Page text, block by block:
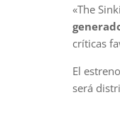
«The
críticas
El
será